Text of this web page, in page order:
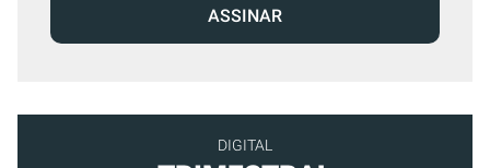
ASSINAR
DIGITAL